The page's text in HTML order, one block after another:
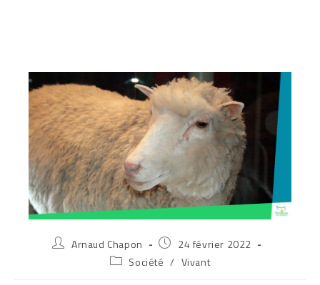
Auteur/autrice
Arnaud Chapon
Publication
publiée :
24 février 2022
PostSociété / Vivant